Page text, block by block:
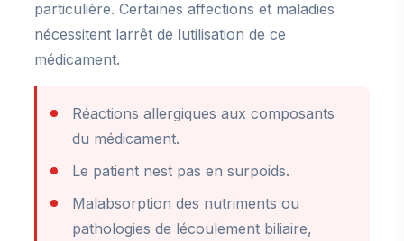
particulière. Certaines affections et maladies
nécessitent larrêt de lutilisation de ce
médicament.
Réactions allergiques aux composants
du médicament.
Le patient nest pas en surpoids.
Malabsorption des nutriments ou
pathologies de lécoulement biliaire,